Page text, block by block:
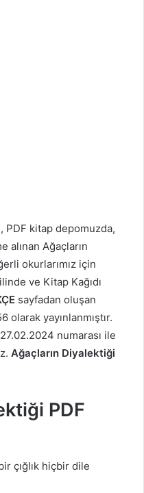
PDF kitap depomuzda,
alınan Ağaçların
okurlarımız için
ve Kitap Kağıdı
sayfadan oluşan
olarak yayınlanmıştır.
numarası ile
Ağaçların Diyalektiği
PDF
çığlık hiçbir dile